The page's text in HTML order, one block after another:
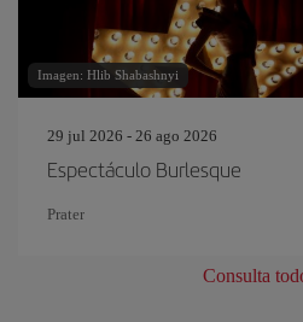
Imagen: Hlib Shabashnyi
29 jul 2026 - 26 ago 2026
Espectáculo Burlesque
Prater
Consulta